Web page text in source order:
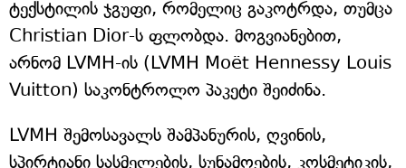
ტექსტილის ჯგუფი, რომელიც გაკოტრდა, თუმცა
Christian Dior-ს ფლობდა. მოგვიანებით,
არნომ LVMH-ის (LVMH Moët Hennessy Louis
Vuitton) საკონტროლო პაკეტი შეიძინა.
LVMH შემოსავალს შამპანურის, ღვინის,
სპირტიანი სასმელების, სუნამოების, კოსმეტიკის,